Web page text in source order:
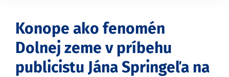
Konope ako fenomén
Dolnej zeme v príbehu
publicistu Jána Springeľa na